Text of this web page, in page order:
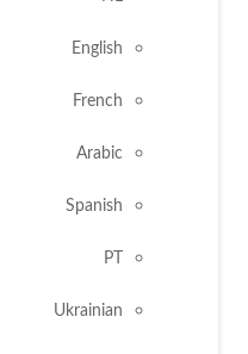
English
French
Arabic
Spanish
PT
Ukrainian
د اړیکې معلومات –
د لټون پایلې
د